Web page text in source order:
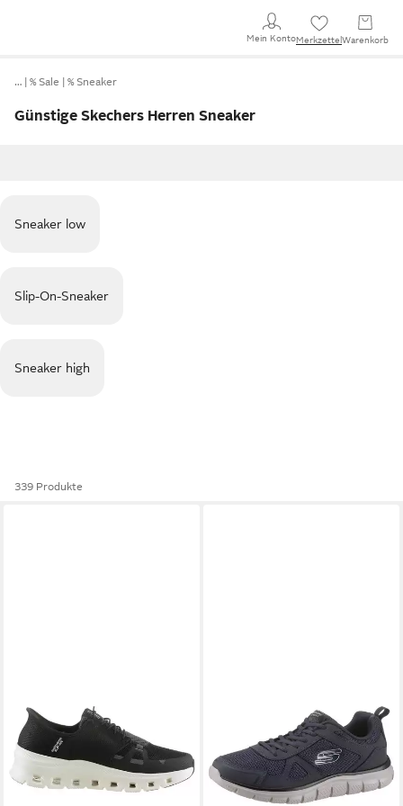
Mein KontoMerkzettel Warenkorb
… % Sale % Sneaker
Günstige Skechers Herren Sneaker
Sneaker low
Slip-On-Sneaker
Sneaker high
339 Produkte